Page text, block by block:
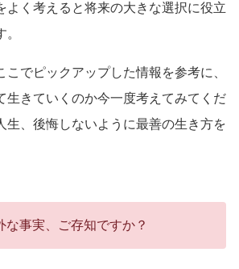
く考えると将来の大きな選択に役立
こでピックアップした情報を参考に、
生きていくのか今一度考えてみてくだ
生、後悔しないように最善の生き方を
な事実、ご存知ですか？